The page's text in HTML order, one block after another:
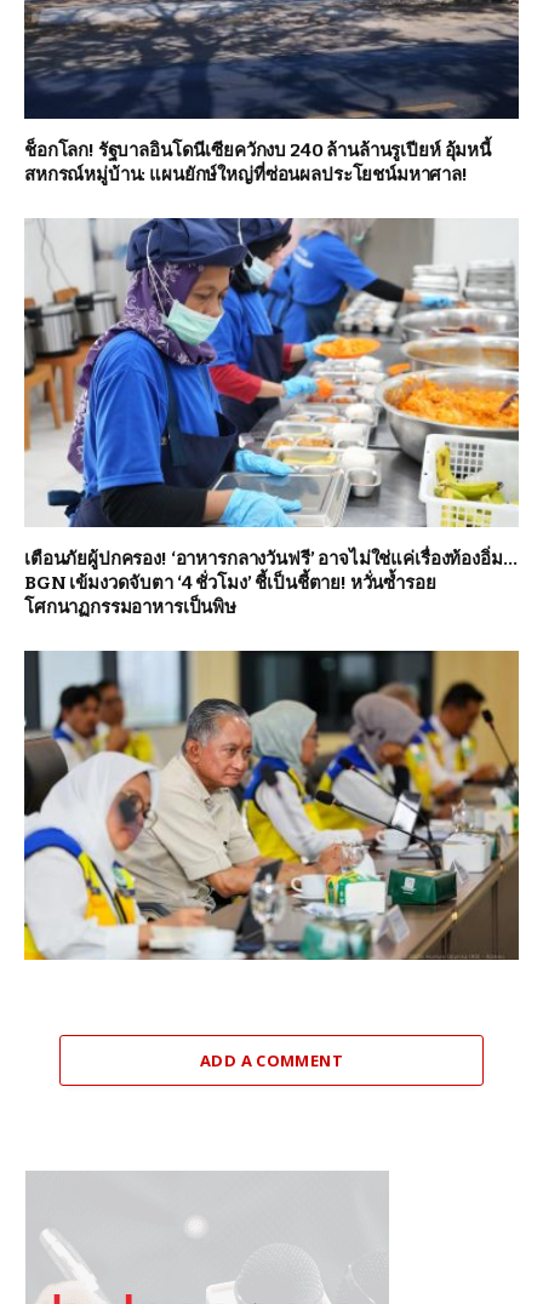
ช็อกโลก! รัฐบาลอินโดนีเซียควักงบ 240 ล้านล้านรูเปียห์ อุ้มหนี้
สหกรณ์หมู่บ้าน: แผนยักษ์ใหญ่ที่ซ่อนผลประโยชน์มหาศาล!
เตือนภัยผู้ปกครอง! ‘อาหารกลางวันฟรี’ อาจไม่ใช่แค่เรื่องท้องอิ่ม…
BGN เข้มงวดจับตา ‘4 ชั่วโมง’ ชี้เป็นชี้ตาย! หวั่นซ้ำรอย
โศกนาฏกรรมอาหารเป็นพิษ
ADD A COMMENT